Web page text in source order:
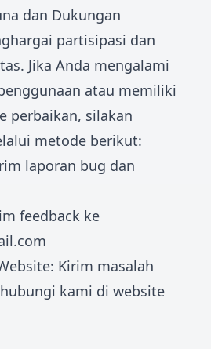
dan Dukungan
partisipasi dan
Jika Anda mengalami
atau memiliki
perbaikan, silakan
metode berikut:
laporan bug dan
feedback ke
Kirim masalah
kami di website